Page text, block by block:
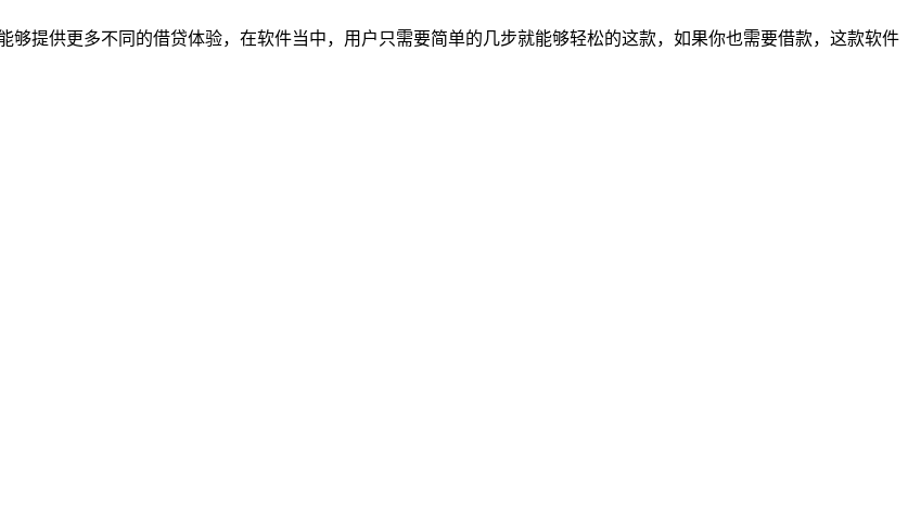
提供更多不同的借贷体验，在软件当中，用户只需要简单的几步就能够轻松的这款，如果你也需要借款，这款软件